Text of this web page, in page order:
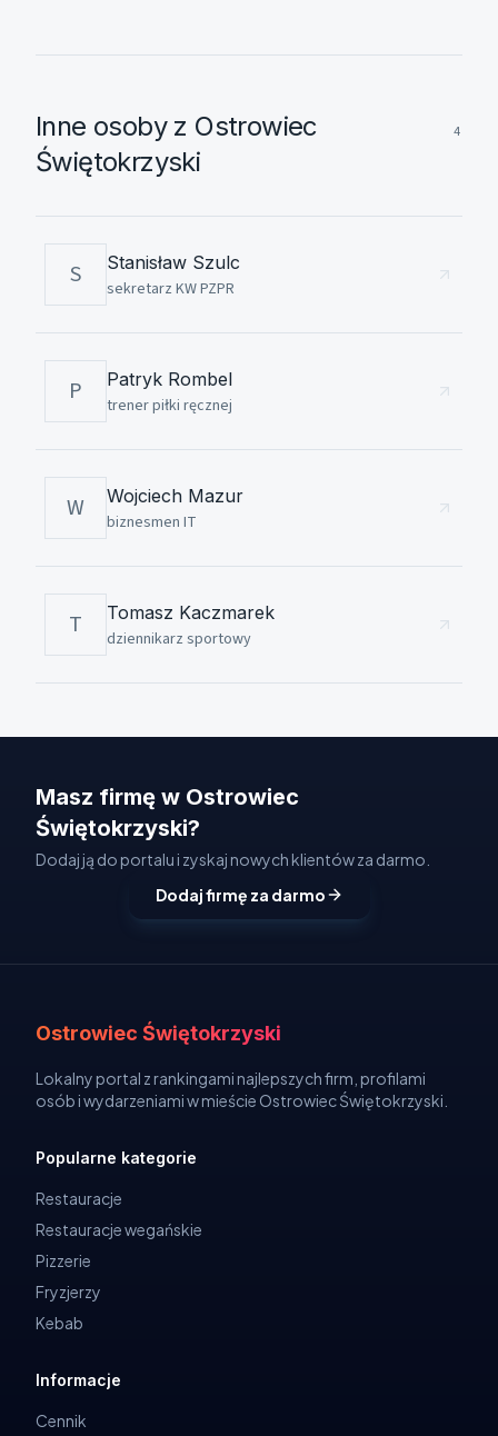
Inne osoby z Ostrowiec
Świętokrzyski
4
S
Stanisław Szulc
sekretarz KW PZPR
P
Patryk Rombel
trener piłki ręcznej
W
Wojciech Mazur
biznesmen IT
T
Tomasz Kaczmarek
dziennikarz sportowy
Masz firmę w Ostrowiec
Świętokrzyski?
Dodaj ją do portalu i zyskaj nowych klientów za darmo.
Dodaj firmę za darmo
Ostrowiec Świętokrzyski
Lokalny portal z rankingami najlepszych firm, profilami
osób i wydarzeniami w mieście Ostrowiec Świętokrzyski.
Popularne kategorie
Restauracje
Restauracje wegańskie
Pizzerie
Fryzjerzy
Kebab
Informacje
Cennik